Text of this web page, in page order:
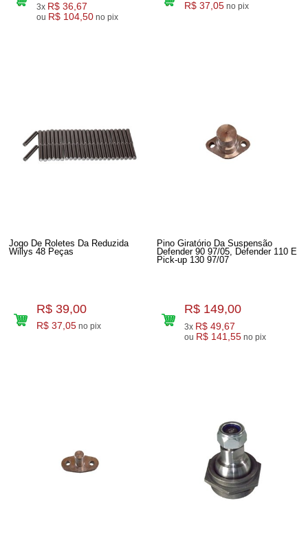
3x R$ 36,67
ou R$ 104,50 no pix
R$ 37,05 no pix
Jogo De Roletes Da Reduzida
Willys 48 Peças
R$ 39,00
R$ 37,05 no pix
Pino Giratório Da Suspensão
Defender 90 97/05, Defender 110 E
Pick-up 130 97/07
R$ 149,00
3x R$ 49,67
ou R$ 141,55 no pix